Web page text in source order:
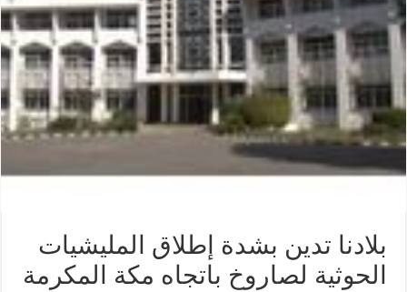
بلادنا تدين بشدة إطلاق المليشيات
الحوثية لصاروخ باتجاه مكة المكرمة